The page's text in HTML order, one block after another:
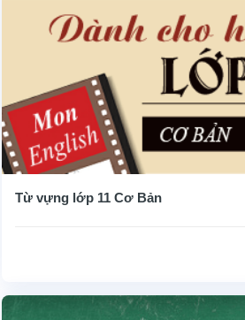
Từ vựng lớp 11 Cơ Bản